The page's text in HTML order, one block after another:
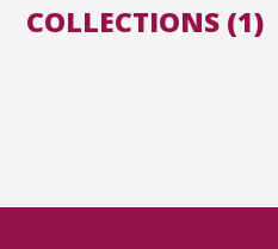
COLLECTIONS (1)